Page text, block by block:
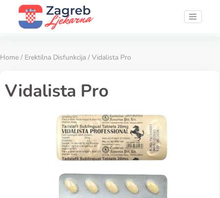
Home / Erektilna Disfunkcija / Vidalista Pro
Vidalista Pro